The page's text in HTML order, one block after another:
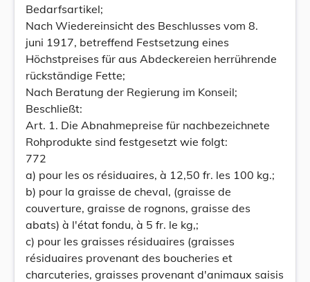
Bedarfsartikel;
Nach Wiedereinsicht des Beschlusses vom 8.
juni 1917, betreffend Festsetzung eines
Höchstpreises für aus Abdeckereien herrührende
rückständige Fette;
Nach Beratung der Regierung im Konseil;
Beschließt:
Art. 1. Die Abnahmepreise für nachbezeichnete
Rohprodukte sind festgesetzt wie folgt:
772
a) pour les os résiduaires, à 12,50 fr. les 100 kg.;
b) pour la graisse de cheval, (graisse de
couverture, graisse de rognons, graisse des
abats) à l'état fondu, à 5 fr. le kg,;
c) pour les graisses résiduaires (graisses
résiduaires provenant des boucheries et
charcuteries, graisses provenant d'animaux saisis